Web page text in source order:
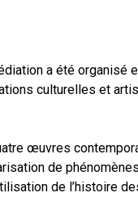
a été organisé
culturelles et
œuvres
de
de l’histoire